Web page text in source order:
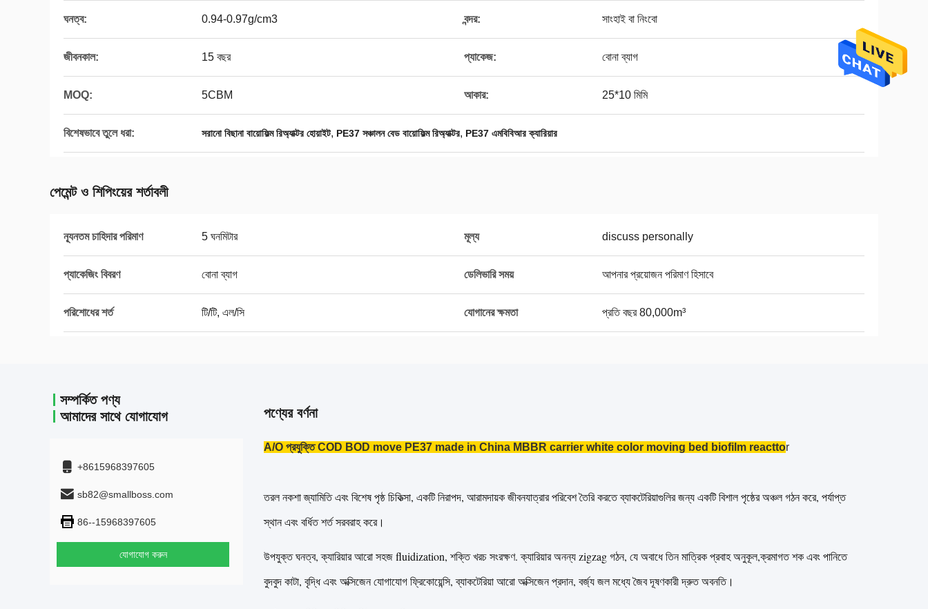
ঘনত্ব: 0.94-0.97g/cm3 বন্দর: সাংহাই বা নিংবো
জীবনকাল: 15 বছর প্যাকেজ: বোনা ব্যাগ
MOQ: 5CBM আকার: 25*10 মিমি
বিশেষভাবে তুলে ধরা: সরানো বিছানা বায়োফিল্ম রিঅ্যাক্টর হোয়াইট, PE37 সঞ্চালন বেড বায়োফিল্ম রিঅ্যাক্টর, PE37 এমবিবিআর ক্যারিয়ার
পেমেন্ট ও শিপিংয়ের শর্তাবলী
ন্যূনতম চাহিদার পরিমাণ 5 ঘনমিটার মূল্য discuss personally
প্যাকেজিং বিবরণ বোনা ব্যাগ ডেলিভারি সময় আপনার প্রয়োজন পরিমাণ হিসাবে
পরিশোধের শর্ত টি/টি, এল/সি যোগানের ক্ষমতা প্রতি বছর 80,000m³
সম্পর্কিত পণ্য
আমাদের সাথে যোগাযোগ
+8615968397605
sb82@smallboss.com
86--15968397605
যোগাযোগ করুন
পণ্যের বর্ণনা
A/O প্রযুক্তি COD BOD move PE37 made in China MBBR carrier white color moving bed biofilm reacttor
তরল নকশা জ্যামিতি এবং বিশেষ পৃষ্ঠ চিকিত্সা, একটি নিরাপদ, আরামদায়ক জীবনযাত্রার পরিবেশ তৈরি করতে ব্যাকটেরিয়াগুলির জন্য একটি বিশাল পৃষ্ঠের অঞ্চল গঠন করে, পর্যাপ্ত
স্থান এবং বর্ধিত শর্ত সরবরাহ করে।
উপযুক্ত ঘনত্ব, ক্যারিয়ার আরো সহজ fluidization, শক্তি খরচ সংরক্ষণ. ক্যারিয়ার অনন্য zigzag গঠন, যে অবাধে তিন মাত্রিক প্রবাহ অনুকূল,ক্রমাগত শক এবং পানিতে
বুদবুদ কাটা, বৃদ্ধি এবং অক্সিজেন যোগাযোগ ফ্রিকোয়েন্সি, ব্যাকটেরিয়া আরো অক্সিজেন প্রদান, বর্জ্য জল মধ্যে জৈব দূষণকারী দ্রুত অবনতি।